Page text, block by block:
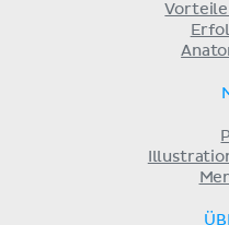
Vorteile